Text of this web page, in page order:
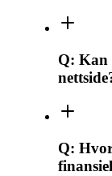
Q: Kan
Q: